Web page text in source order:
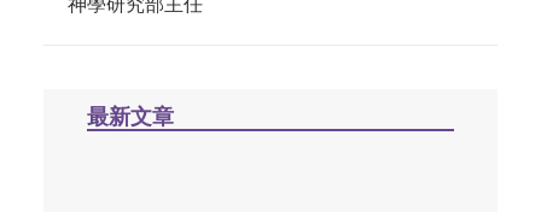
最新文章